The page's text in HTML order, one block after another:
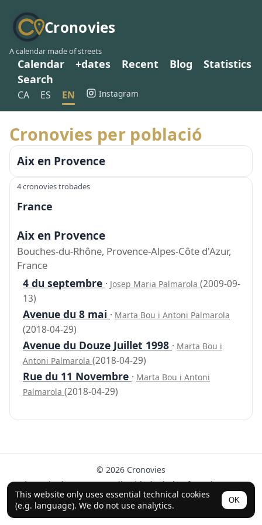
Cronovies
A calendar made of streets
Calendar +dates Recent Blog
Statistics
Search
CA ES EN Instagram
This website only uses essential technical cookies
(e.g. language). We do not use analytics.
OK
Cronovies per població
Aix en Provence
4 cronovies trobades
France
Aix en Provence
Bouches-du-Rhône, Provence-Alpes-Côte d'Azur,
France
4 du septembre · Josep Maria Palmarola (2009-09-
13)
Avenue du 8 mai · Marta Bou i Antoni Palmarola
(2018-04-29)
Avenue du Douze Juillet 1998 · Marta Bou i
Antoni Palmarola (2018-04-29)
Rue du 11 Novembre · Marta Bou i Antoni
Palmarola (2018-04-29)
© 2026 Cronovies
History in the streets · Built with the help of AI (ChatGPT).
Follow us on Instagram